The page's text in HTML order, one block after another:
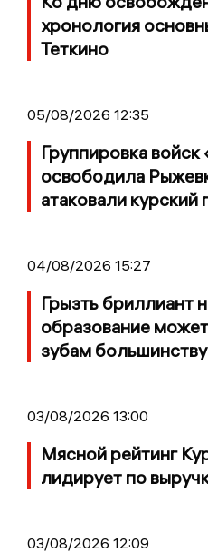
хронология
Теткино
05/08/2026 12:35
Группировка
освободила
атаковали курский
04/08/2026 15:27
Грызть бриллиант
образование
зубам
03/08/2026 13:00
Мясной рейтинг
лидирует по
03/08/2026 12:09